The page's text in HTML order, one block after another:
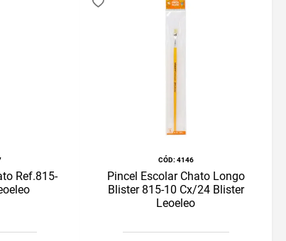
Ref.815-
:4146
Pincel Escolar Chato Longo
Blister 815-10 Cx/24 Blister
Leoeleo